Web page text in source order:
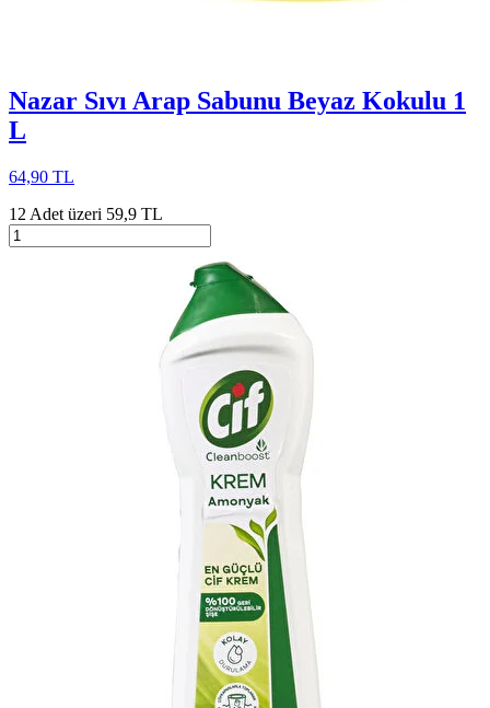
Nazar Sıvı Arap Sabunu Beyaz Kokulu 1
L
64,90 TL
12 Adet üzeri 59,9 TL